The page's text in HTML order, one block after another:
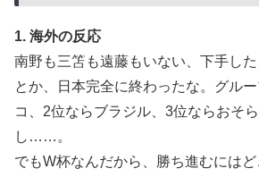
1. 海外の反応
南野も三笘も遠藤もいない、下手し
とか、日本完全に終わったな。グル
コ、2位ならブラジル、3位ならおそ
し……。
でもW杯なんだから、勝ち進むには